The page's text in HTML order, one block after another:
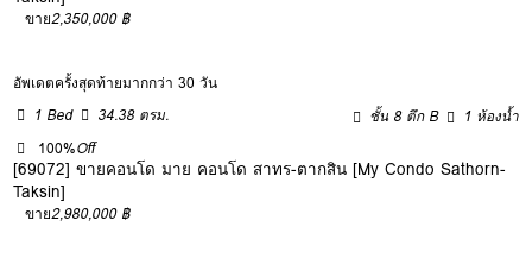
ขาย2,350,000 ฿
อัพเดตครั้งสุดท้ายมากกว่า 30 วัน
1 Bed
34.38 ตรม. ชั้น 8 ตึก B
1 ห้องน้ำ
100%Off
[69072] ขายคอนโด มาย คอนโด สาทร-ตากสิน [My Condo Sathorn-
Taksin]
ขาย2,980,000 ฿